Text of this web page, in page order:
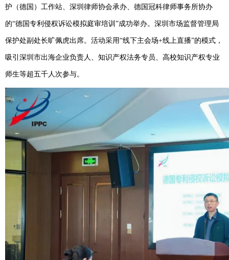
护（德国）工作站、深圳律师协会承办、德国冠科律师事务所协办
的“德国专利侵权诉讼模拟庭审培训”成功举办。深圳市场监督管理局
保护处副处长旷佩虎出席。活动采用“线下主会场+线上直播”的模式，
吸引深圳市出海企业负责人、知识产权法务专员、高校知识产权专业
师生等超五千人次参与。